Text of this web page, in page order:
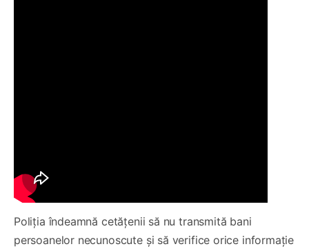
Poliția îndeamnă cetățenii să nu transmită bani
persoanelor necunoscute și să verifice orice informație